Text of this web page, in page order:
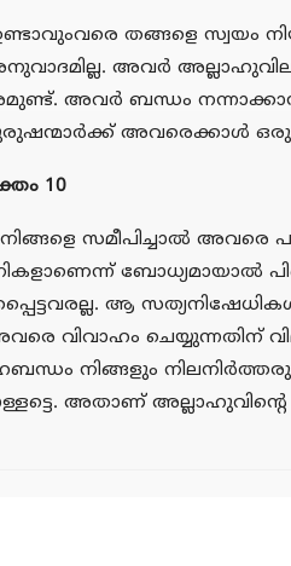
തങ്ങളെ സ്വയം
അവര്‍
അവര്‍ ബന്ധം
അവരെക്കാള്‍
10
നിങ്ങളെ സമീപിച്ചാല്‍
ബോധ്യമായാല്‍
ആ
വിവാഹം
നിങ്ങളും
അതാണ് അല്ലാഹുവിന്റെ